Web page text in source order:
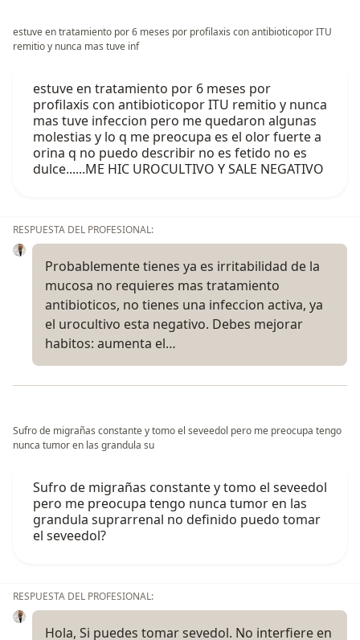
estuve en tratamiento por 6 meses por profilaxis con antibioticopor ITU
remitio y nunca mas tuve inf
estuve en tratamiento por 6 meses por
profilaxis con antibioticopor ITU remitio y nunca
mas tuve infeccion pero me quedaron algunas
molestias y lo q me preocupa es el olor fuerte a
orina q no puedo describir no es fetido no es
dulce......ME HIC UROCULTIVO Y SALE NEGATIVO
RESPUESTA DEL PROFESIONAL:
Probablemente tienes ya es irritabilidad de la
mucosa no requieres mas tratamiento
antibioticos, no tienes una infeccion activa, ya
el urocultivo esta negativo. Debes mejorar
habitos: aumenta el…
Sufro de migrañas constante y tomo el seveedol pero me preocupa tengo
nunca tumor en las grandula su
Sufro de migrañas constante y tomo el seveedol
pero me preocupa tengo nunca tumor en las
grandula suprarrenal no definido puedo tomar
el seveedol?
RESPUESTA DEL PROFESIONAL:
Hola, Si puedes tomar sevedol. No interfiere en